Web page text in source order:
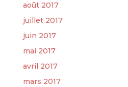
août 2017
juillet 2017
juin 2017
mai 2017
avril 2017
mars 2017